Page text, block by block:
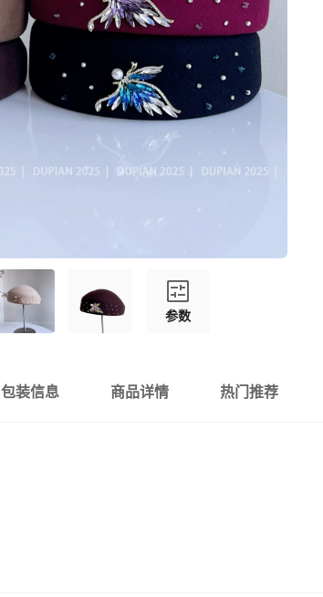
参数
包装信息 商品详情 热门推荐